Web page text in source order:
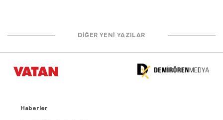
DİĞER YENİ YAZILAR
Haberler